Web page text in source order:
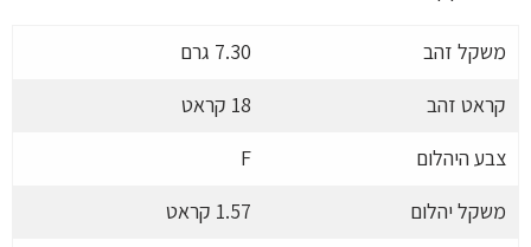
משקל זהב
7.30 גרם
קראט זהב
18 קראט
צבע היהלום
F
משקל יהלום
1.57 קראט